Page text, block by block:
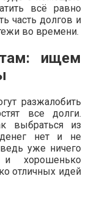
всё равно
часть долгов и
во времени.
ищем
разжалобить
все долги.
выбраться из
нет и не
уже ничего
хорошенько
отличных идей